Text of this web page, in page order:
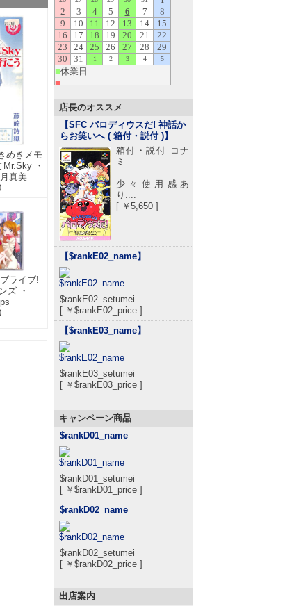
めきメモ
・
真美
ライブ!
ズ ・
店長のオススメ
【SFC パロディウスだ! 神話か
らお笑いへ ( 箱付・説付 )】
箱付・説付 コナ
ミ
少々使用感あ
り....
[ ￥5,650 ]
【$rankE02_name】
$rankE02_setumei
[ ￥$rankE02_price ]
【$rankE03_name】
$rankE03_setumei
[ ￥$rankE03_price ]
キャンペーン商品
$rankD01_name
$rankD01_setumei
[ ￥$rankD01_price ]
$rankD02_name
$rankD02_setumei
[ ￥$rankD02_price ]
出店案内